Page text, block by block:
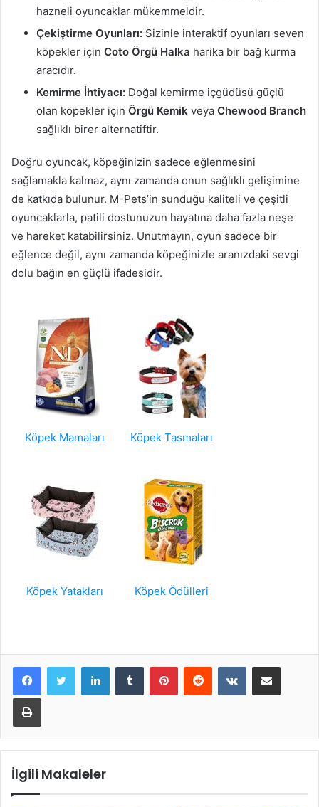
hazneli oyuncaklar mükemmeldir.
Çekiştirme Oyunları: Sizinle interaktif oyunları seven
köpekler için Coto Örgü Halka harika bir bağ kurma
aracıdır.
Kemirme İhtiyacı: Doğal kemirme içgüdüsü güçlü
olan köpekler için Örgü Kemik veya Chewood Branch
sağlıklı birer alternatiftir.
Doğru oyuncak, köpeğinizin sadece eğlenmesini
sağlamakla kalmaz, aynı zamanda onun sağlıklı gelişimine
de katkıda bulunur. M-Pets’in sunduğu kaliteli ve çeşitli
oyuncaklarla, patili dostunuzun hayatına daha fazla neşe
ve hareket katabilirsiniz. Unutmayın, oyun sadece bir
eğlence değil, aynı zamanda köpeğinizle aranızdaki sevgi
dolu bağın en güçlü ifadesidir.
Köpek Mamaları Köpek Tasmaları
Köpek Yatakları Köpek Ödülleri
LinkedInTumblr PinterestReddit VKontakteE-Posta ile paylaş
Yazdır
İlgili Makaleler